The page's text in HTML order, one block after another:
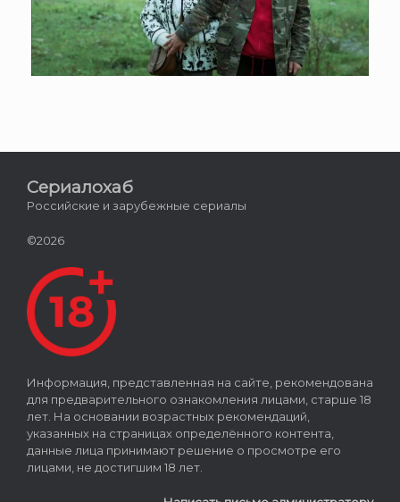
Сериалохаб
Российские и зарубежные сериалы
©2026
Информация, представленная на сайте, рекомендована
для предварительного ознакомления лицами, старше 18
лет. На основании возрастных рекомендаций,
указанных на страницах определённого контента,
данные лица принимают решение о просмотре его
лицами, не достигшим 18 лет.